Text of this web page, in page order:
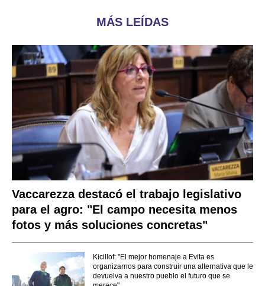
MÁS LEÍDAS
Vaccarezza destacó el trabajo legislativo
para el agro: "El campo necesita menos
fotos y más soluciones concretas"
Kicillof: "El mejor homenaje a Evita es
organizarnos para construir una alternativa que le
devuelva a nuestro pueblo el futuro que se